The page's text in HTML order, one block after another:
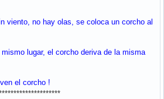
viento, no hay olas, se coloca un corcho al
lugar, el corcho deriva de la misma
el corcho !